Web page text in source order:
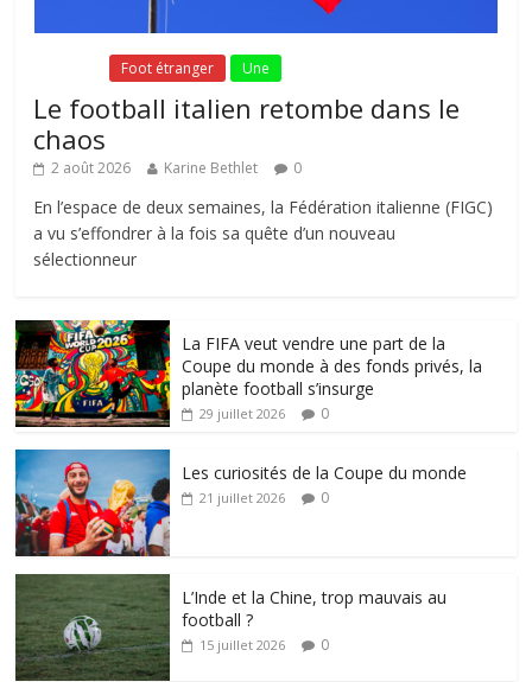
Foot étranger Une
Le football italien retombe dans le
chaos
2 août 2026 Karine Bethlet 0
En l’espace de deux semaines, la Fédération italienne (FIGC)
a vu s’effondrer à la fois sa quête d’un nouveau
sélectionneur
La FIFA veut vendre une part de la
Coupe du monde à des fonds privés, la
planète football s’insurge
29 juillet 2026 0
Les curiosités de la Coupe du monde
21 juillet 2026 0
L’Inde et la Chine, trop mauvais au
football ?
15 juillet 2026 0